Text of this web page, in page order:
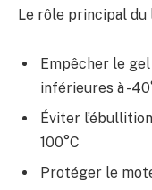
Le rôle principal du
Empêcher le
inférieures à -
Éviter
100°C
Protéger le